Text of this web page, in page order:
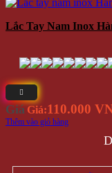
Lắc Tay Nam Inox
Giá Giá:110.000
Thêm vào giỏ hàng